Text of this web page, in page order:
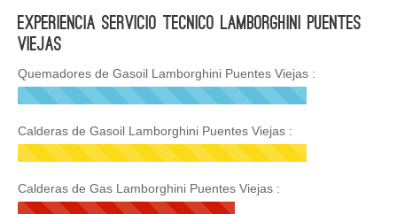
Experiencia Servicio Tecnico Lamborghini Puentes
Viejas
Quemadores de Gasoil Lamborghini Puentes Viejas :
Calderas de Gasoil Lamborghini Puentes Viejas :
Calderas de Gas Lamborghini Puentes Viejas :